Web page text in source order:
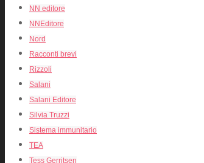
NN editore
NNEditore
Nord
Racconti brevi
Rizzoli
Salani
Salani Editore
Silvia Truzzi
Sistema immunitario
TEA
Tess Gerritsen